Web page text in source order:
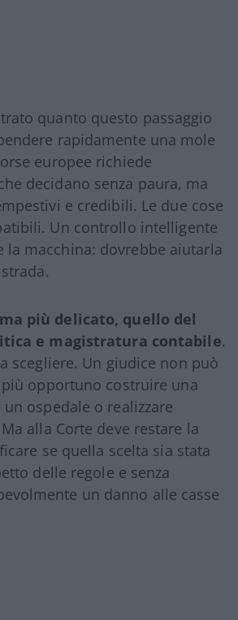
quanto questo passaggio
rapidamente una mole
europee richiede
decidano senza paura, ma
e credibili. Le due cose
Un controllo intelligente
la macchina: dovrebbe aiutarla
più delicato, quello del
e magistratura contabile.
scegliere. Un giudice non può
opportuno costruire una
ospedale o realizzare
alla Corte deve restare la
se quella scelta sia stata
delle regole e senza
un danno alle casse